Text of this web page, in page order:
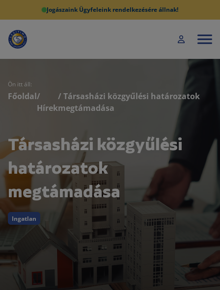
Jogászaink Ügyfeleink rendelkezésére állnak!
Ön itt áll:
Főoldal/
Hírek
/ Társasházi közgyűlési határozatok
megtámadása
Társasházi közgyűlési
határozatok
megtámadása
Ingatlan